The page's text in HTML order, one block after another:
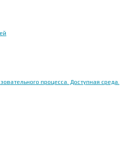
процесса. Доступная среда.